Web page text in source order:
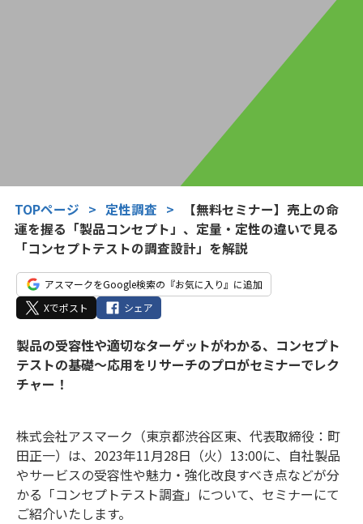
TOPページ > 定性調査 >
【無料セミナー】売上の命
運を握る「製品コンセプト」、定量・定性の違いで見る
「コンセプトテストの調査設計」を解説
アスマークをGoogle検索の『お気に入り』に追加
Xでポスト
シェア
製品の受容性や適切なターゲットがわかる、コンセプト
テストの基礎～応用をリサーチのプロがセミナーでレク
チャー！
株式会社アスマーク（東京都渋谷区東、代表取締役：町
田正一）は、2023年11月28日（火）13:00に、自社製品
やサービスの受容性や魅力・強化改良すべき点などが分
かる「コンセプトテスト調査」について、セミナーにて
ご紹介いたします。